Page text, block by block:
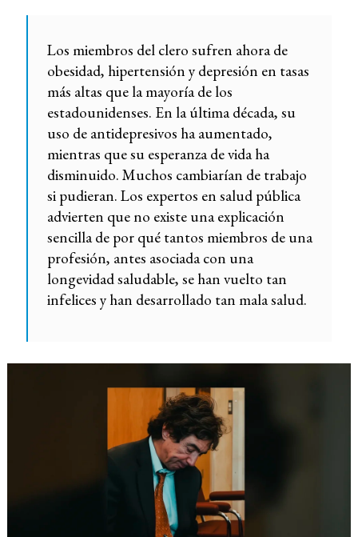
Los miembros del clero sufren ahora de
obesidad, hipertensión y depresión en tasas
más altas que la mayoría de los
estadounidenses. En la última década, su
uso de antidepresivos ha aumentado,
mientras que su esperanza de vida ha
disminuido. Muchos cambiarían de trabajo
si pudieran. Los expertos en salud pública
advierten que no existe una explicación
sencilla de por qué tantos miembros de una
profesión, antes asociada con una
longevidad saludable, se han vuelto tan
infelices y han desarrollado tan mala salud.